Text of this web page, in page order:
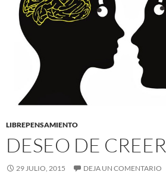
LIBREPENSAMIENTO
DESEO DE CREER
29 JULIO, 2015 DEJA UN COMENTARIO